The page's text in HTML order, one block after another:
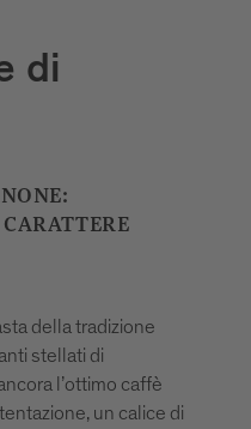
di
della tradizione
stellati di
l’ottimo caffè
un calice di